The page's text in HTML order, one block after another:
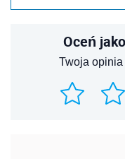
Oceń
Twoja